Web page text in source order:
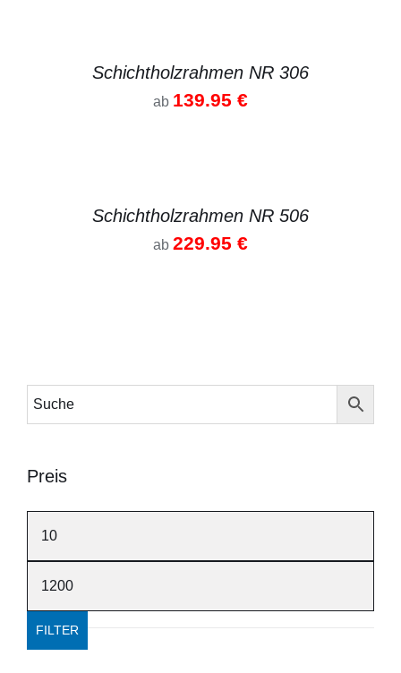
Schichtholzrahmen NR 306
ab 139.95 €
Schichtholzrahmen NR 506
ab 229.95 €
Preis
FILTER